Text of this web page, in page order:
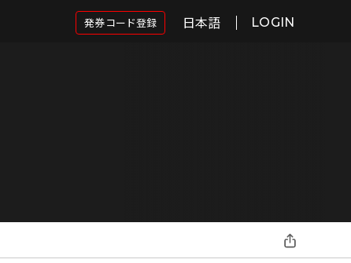
発券コード登録 日本語 LOGIN